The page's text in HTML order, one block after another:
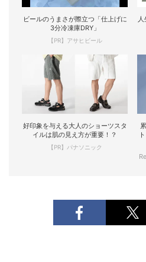
ビールのうまさが際立つ「仕上げに
3分冷凍庫DRY」
【PR】アサヒビール
好印象を与える大人のショーツスタ
イルは肌の見え方が重要！？
【PR】パナソニック